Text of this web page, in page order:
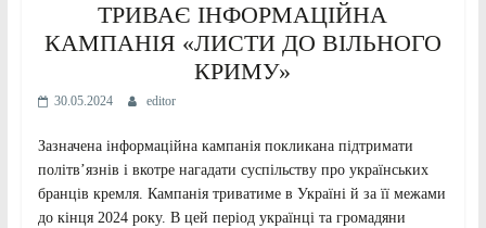
ТРИВАЄ ІНФОРМАЦІЙНА
КАМПАНІЯ «ЛИСТИ ДО ВІЛЬНОГО
КРИМУ»
30.05.2024 editor
Зазначена інформаційна кампанія покликана підтримати
політв’язнів і вкотре нагадати суспільству про українських
бранців кремля. Кампанія триватиме в Україні й за її межами
до кінця 2024 року. В цей період українці та громадяни